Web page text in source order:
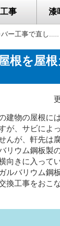
事 漆
ー工事で直し.....
根を屋
建物の屋根に
が、サビによ
んが、軒先は
リウム鋼板製
向きに入って
ルバリウム鋼
工事をおこ